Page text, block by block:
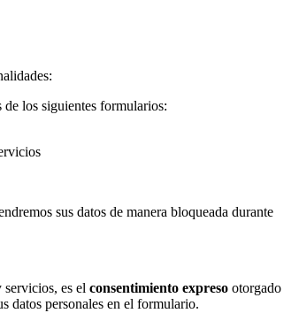
los siguientes formularios:
sus datos de manera bloqueada durante
es el consentimiento expreso otorgado
datos personales en el formulario.